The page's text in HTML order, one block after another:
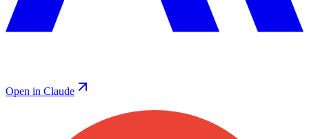
Open in Claude